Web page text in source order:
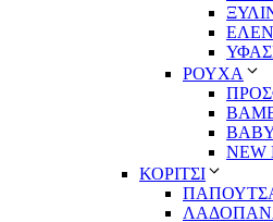
ΡΟΥΧΑ
NEW
ΚΟΡΙΤΣΙ